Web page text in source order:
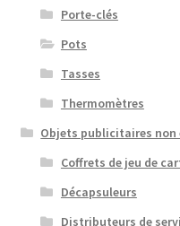
Porte-clés
Pots
Tasses
Thermomètres
Objets publicitaires non
Coffrets de jeu de
Décapsuleurs
Distributeurs de